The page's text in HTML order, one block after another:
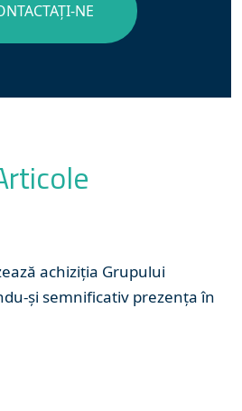
NE
achiziția Grupului
și semnificativ prezența în